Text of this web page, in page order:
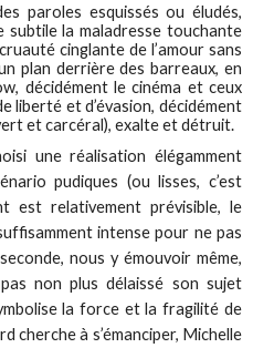
paroles esquissés ou éludés,
subtile la maladresse touchante
cinglante de l’amour sans
plan derrière des barreaux, en
décidément le cinéma et ceux
liberté et d’évasion, décidément
et carcéral), exalte et détruit.
une réalisation élégamment
pudiques (ou lisses, c’est
est relativement prévisible, le
intense pour ne pas
nous y émouvoir même,
non plus délaissé son sujet
la force et la fragilité de
cherche à s’émanciper, Michelle